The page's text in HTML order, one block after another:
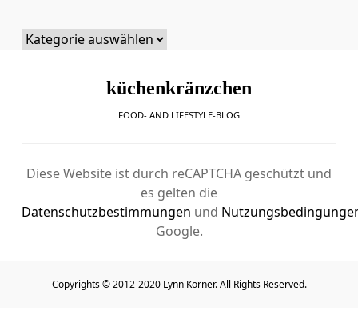
küchenkränzchen
FOOD- AND LIFESTYLE-BLOG
Diese Website ist durch reCAPTCHA geschützt und
es gelten die
Datenschutzbestimmungen und
Google.
Copyrights © 2012-2020 Lynn Körner. All Rights Reserved.